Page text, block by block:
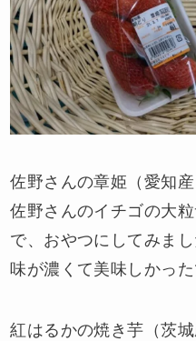
佐野さんの章姫（愛知産
佐野さんのイチゴの大
で、おやつにしてみま
味が濃くて美味しかった
紅はるかの焼き芋（茨城